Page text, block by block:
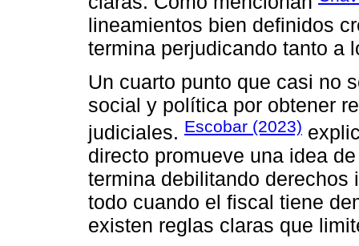
lineamientos bien definidos
termina perjudicando tanto a
Un cuarto punto que casi no
social y política por obtener
judiciales. Escobar (2023)
directo promueve una idea
termina debilitando derechos
todo cuando el fiscal tiene
existen reglas claras que